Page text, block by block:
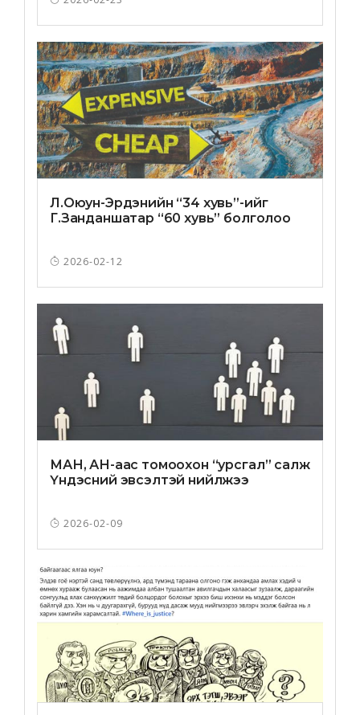
Л.Оюун-Эрдэнийн “34 хувь”-ийг
Г.Занданшатар “60 хувь” болголоо
2026-02-12
МАН, АН-аас томоохон “урсгал” салж
Үндэсний эвсэлтэй нийлжээ
2026-02-09